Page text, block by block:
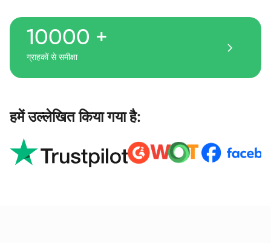
10000 +
ग्राहकों से समीक्षा
हमें उल्लेखित किया गया है: